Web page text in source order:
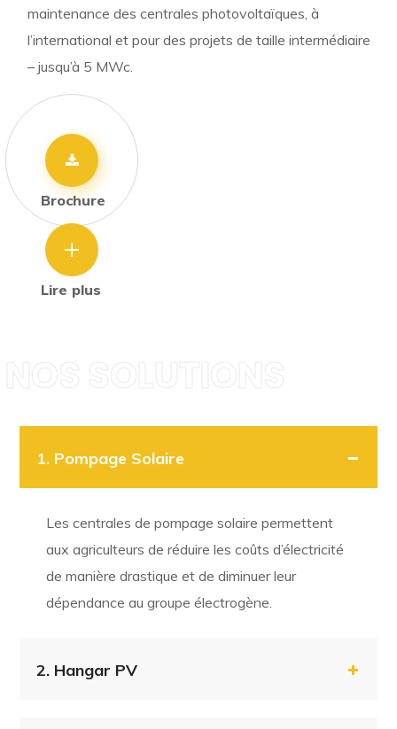
maintenance des centrales photovoltaïques, à
l’international et pour des projets de taille intermédiaire
– jusqu’à 5 MWc.
Brochure
Lire plus
1. Pompage Solaire
Les centrales de pompage solaire permettent
aux agriculteurs de réduire les coûts d’électricité
de manière drastique et de diminuer leur
dépendance au groupe électrogène.
2. Hangar PV